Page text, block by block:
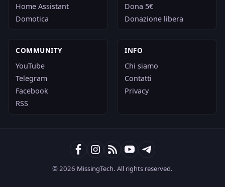
Home Assistant
Domotica
Dona 5€
Donazione libera
COMMUNITY
YouTube
Telegram
Facebook
RSS
INFO
Chi siamo
Contatti
Privacy
© 2026 MissingTech. All rights reserved.